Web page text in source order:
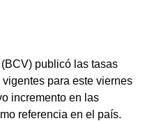
publicó las tasas
para este viernes
incremento en las
referencia en el país.